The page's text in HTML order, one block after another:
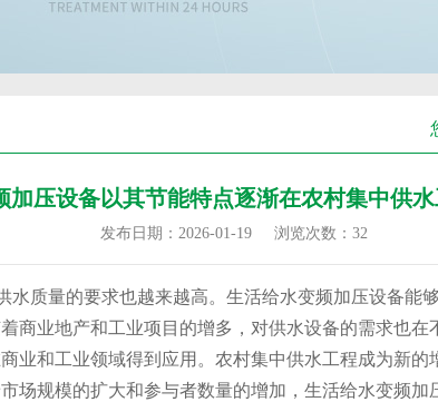
加压设备以其节能特点逐渐在农村集中供
发布日期：2026-01-19 浏览次数： 32
水质量的要求也越来越高。生活给水变频加压设备能
商业地产和工业项目的增多，对供水设备的需求也
业和工业领域得到应用。农村集中供水工程成为新
场规模的扩大和参与者数量的增加，生活给水变频加